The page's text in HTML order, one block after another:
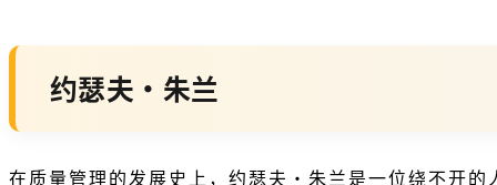
约瑟夫・朱兰
在质量管理的发展史上，约瑟夫・朱兰是一位绕不开的